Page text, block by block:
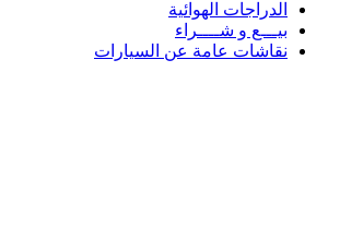
الدراجات الهوائية
بيـــع و شــــراء
نقاشات عامة عن السيارات